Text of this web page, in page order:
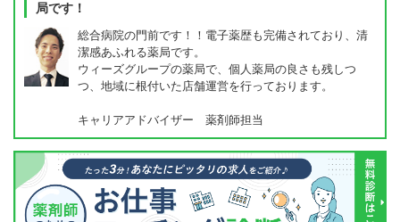
局です！
総合病院の門前です！！電子薬歴も完備されており、清
潔感あふれる薬局です。
ウィーズグループの薬局で、個人薬局の良さも残しつ
つ、地域に根付いた店舗運営を行っております。
キャリアアドバイザー 薬剤師担当